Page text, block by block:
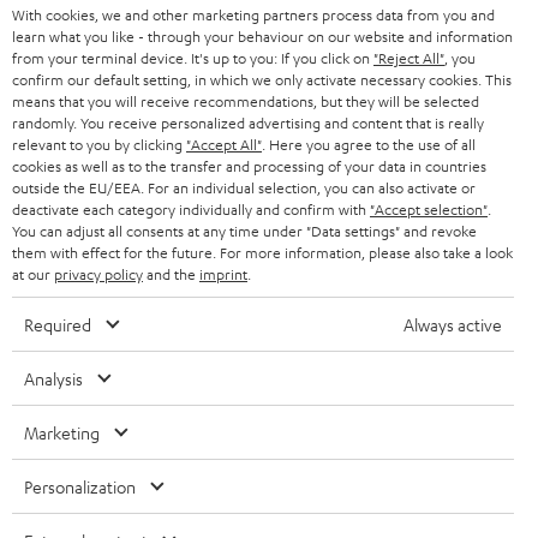
g
SMART HOME
BLUETOOTH-LAUTSPRECHER
KOPFHÖRER
BLUETOOTH-KOPFHÖRER
STEREOANLAGEN
LAUTSPRECHER
ULTIMA-SERIE
IN-EAR-KOPFHÖRER
FANSHOP
NEUHEITEN
PRESSE & MARKETING
GESCHÄFTSKUNDEN
PARTNERPROGRAMM
BLOG
NEWSLETTER
STORES
DEINE VORTEILE BEI TEUFEL
TEUFEL STORY
UNSER MANAGEMENT
NACHHALTIGKEIT
ÖSTERREICH
SCHWEIZ
NIEDERLANDE
BELGIEN
POLEN
SPANIEN
Fotos abgebildete Zubehör ist nicht im Lieferumfang enthalten. Etwaige
©2026 Lautsprecher Teufel GmbH - All rights reserved.
With cookies, we and other marketing partners process data from you and
learn what you like - through your behaviour on our website and information
from your terminal device. It's up to you: If you click on "Reject All" , you
confirm our default setting, in which we only activate necessary cookies. This
means that you will receive recommendations, but they will be selected
randomly. You receive personalized advertising and content that is really
relevant to you by clicking "Accept All" . Here you agree to the use of all
cookies as well as to the transfer and processing of your data in countries
outside the EU/EEA. For an individual selection, you can also activate or
deactivate each category individually and confirm with "Accept selection"
You can adjust all consents at any time under "Data settings" and revoke
them with effect for the future. For more information, please also take a look
at our privacy policyand the imprint
Required Always active
Analysis
Marketing
Personalization